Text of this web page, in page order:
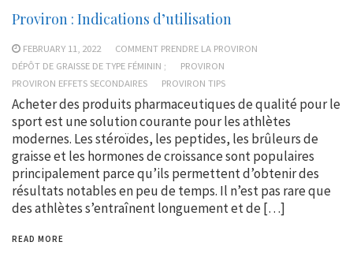
Proviron : Indications d’utilisation
FEBRUARY 11, 2022
COMMENT PRENDRE LA PROVIRON
DÉPÔT DE GRAISSE DE TYPE FÉMININ ;
PROVIRON
PROVIRON EFFETS SECONDAIRES
PROVIRON TIPS
Acheter des produits pharmaceutiques de qualité pour le
sport est une solution courante pour les athlètes
modernes. Les stéroïdes, les peptides, les brûleurs de
graisse et les hormones de croissance sont populaires
principalement parce qu’ils permettent d’obtenir des
résultats notables en peu de temps. Il n’est pas rare que
des athlètes s’entraînent longuement et de […]
READ MORE